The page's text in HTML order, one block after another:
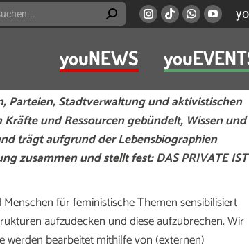
Instagram
opens
new
window
Viber
opens
in
new
window
Whatsapp
opens
in
new
window
opens
in
new
window
youNEWS
interessierten Frauen (inter, trans, cis) und
Zusammenschluss von Einzelpersonen sowie
Parteien, Stadtverwaltung und aktivistischen
und Ressourcen gebündelt, Wissen und
trägt aufgrund der Lebensbiographien
zusammen und stellt fest: DAS PRIVATE IST
für feministische Themen sensibilisiert
aufzudecken und diese aufzubrechen. Wir
werden bearbeitet mithilfe von (externen)